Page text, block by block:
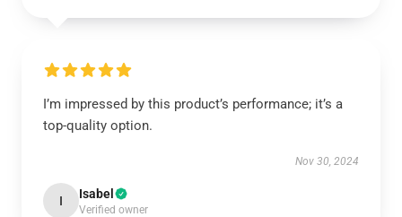
I’m impressed by this product’s performance; it’s a
top-quality option.
Nov 30, 2024
I Isabel
Verified owner